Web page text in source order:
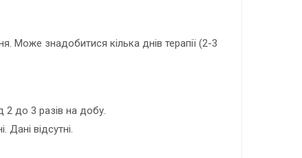
Може знадобитися кілька днів терапії (2-3
до 3 разів на добу.
відсутні.